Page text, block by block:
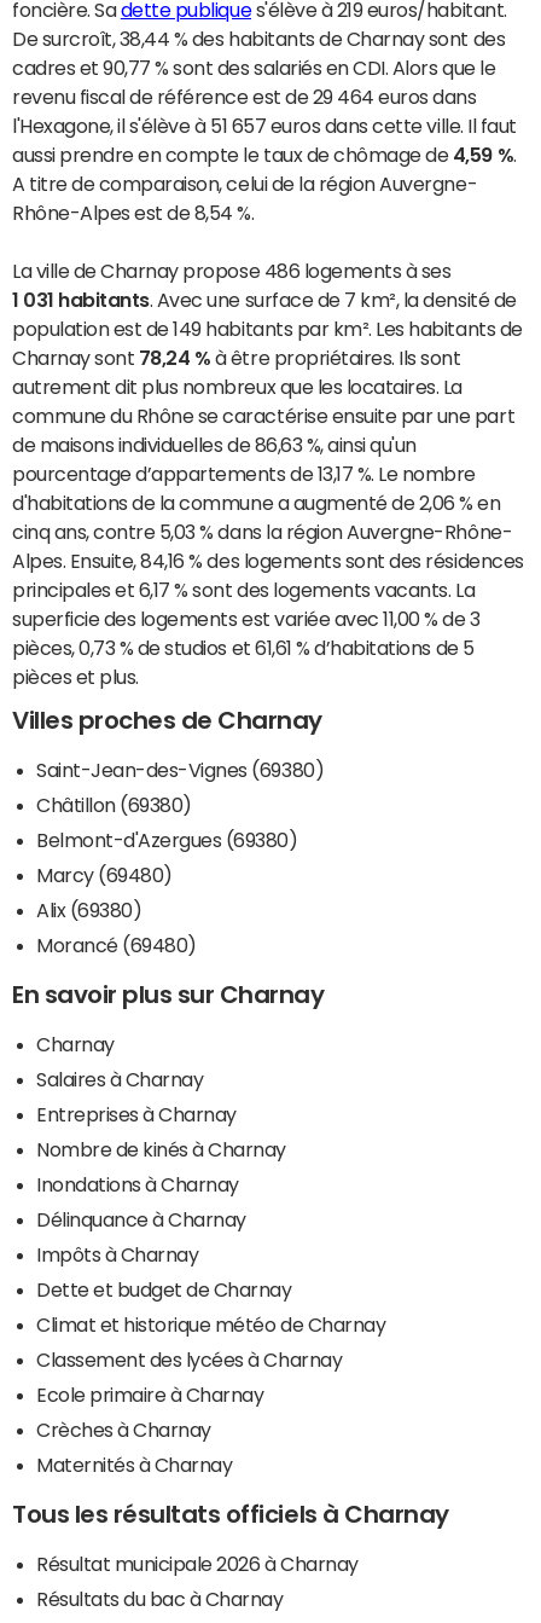
foncière. Sadette publiques'élève à 219 euros/habitant.
De surcroît, 38,44 % des habitants de Charnay sont des
cadres et 90,77 % sont des salariés en CDI. Alors que le
revenu fiscal de référence est de 29 464 euros dans
l'Hexagone, il s'élève à 51 657 euros dans cette ville. Il faut
aussi prendre en compte le taux de chômage de 4,59 %.
A titre de comparaison, celui de la région Auvergne-
Rhône-Alpes est de 8,54 %.
La ville de Charnay propose 486 logements à ses
1 031 habitants. Avec une surface de 7 km², la densité de
population est de 149 habitants par km². Les habitants de
Charnay sont 78,24 % à être propriétaires. Ils sont
autrement dit plus nombreux que les locataires. La
commune du Rhône se caractérise ensuite par une part
de maisons individuelles de 86,63 %, ainsi qu'un
pourcentage d’appartements de 13,17 %. Le nombre
d'habitations de la commune a augmenté de 2,06 % en
cinq ans, contre 5,03 % dans la région Auvergne-Rhône-
Alpes. Ensuite, 84,16 % des logements sont des résidences
principales et 6,17 % sont des logements vacants. La
superficie des logements est variée avec 11,00 % de 3
pièces, 0,73 % de studios et 61,61 % d’habitations de 5
pièces et plus.
Villes proches de Charnay
Saint-Jean-des-Vignes (69380)
Châtillon (69380)
Belmont-d'Azergues (69380)
Marcy (69480)
Alix (69380)
Morancé (69480)
En savoir plus sur Charnay
Charnay
Salaires à Charnay
Entreprises à Charnay
Nombre de kinés à Charnay
Inondations à Charnay
Délinquance à Charnay
Impôts à Charnay
Dette et budget de Charnay
Climat et historique météo de Charnay
Classement des lycées à Charnay
Ecole primaire à Charnay
Crèches à Charnay
Maternités à Charnay
Tous les résultats officiels à Charnay
Résultat municipale 2026 à Charnay
Résultats du bac à Charnay